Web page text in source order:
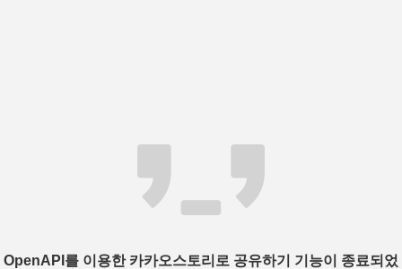
OpenAPI를 이용한 카카오스토리로 공유하기 기능이 종료되었